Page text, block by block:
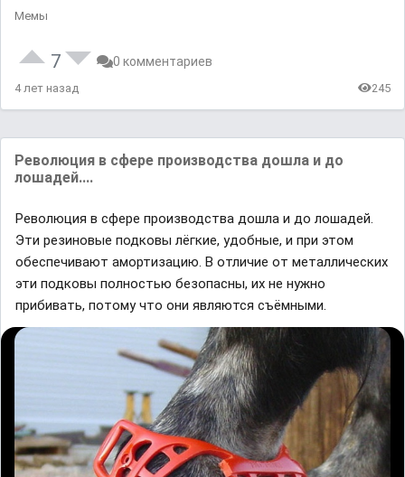
Мемы
7 0 комментариев
4 лет назад 245
Революция в сфере производства дошла и до
лошадей....
Революция в сфере производства дошла и до лошадей.
Эти резиновые подковы лёгкие, удобные, и при этом
обеспечивают амортизацию. В отличие от металлических
эти подковы полностью безопасны, их не нужно
прибивать, потому что они являются съёмными.